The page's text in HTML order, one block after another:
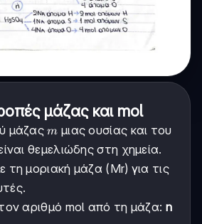
μάζας και mol
μάζαςm
m μιας ουσίας και του
θεμελιώδης στη χημεία.
τη μοριακή μάζα (Mr) για τις
αριθμό mol από τη μάζα: n